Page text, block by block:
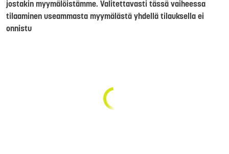
jostakin myymälöistämme. Valitettavasti tässä vaiheessa
tilaaminen useammasta myymälästä yhdellä tilauksella ei
onnistu